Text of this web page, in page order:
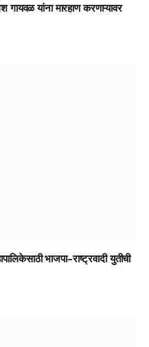
यांना मारहाण करणाऱ्यावर
भाजपा–राष्ट्रवादी युतीची